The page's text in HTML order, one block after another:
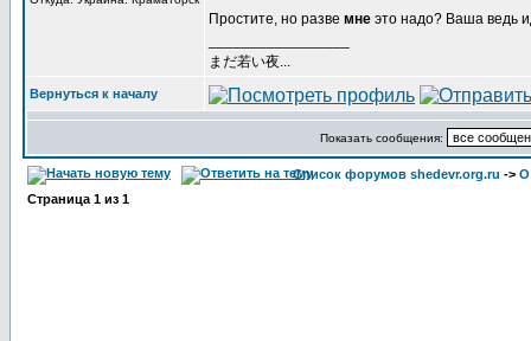
Простите, но разве мне это надо? Ваша ведь
まだ若い夜...
Вернуться к началу
Показать сообщения:
Список форумов shedevr.org.ru -> О
Страница 1 из 1